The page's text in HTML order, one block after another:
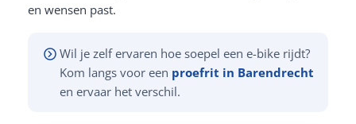
en wensen past.
Wil je zelf ervaren hoe soepel een e-bike rijdt?
Kom langs voor een proefrit in Barendrecht
en ervaar het verschil.